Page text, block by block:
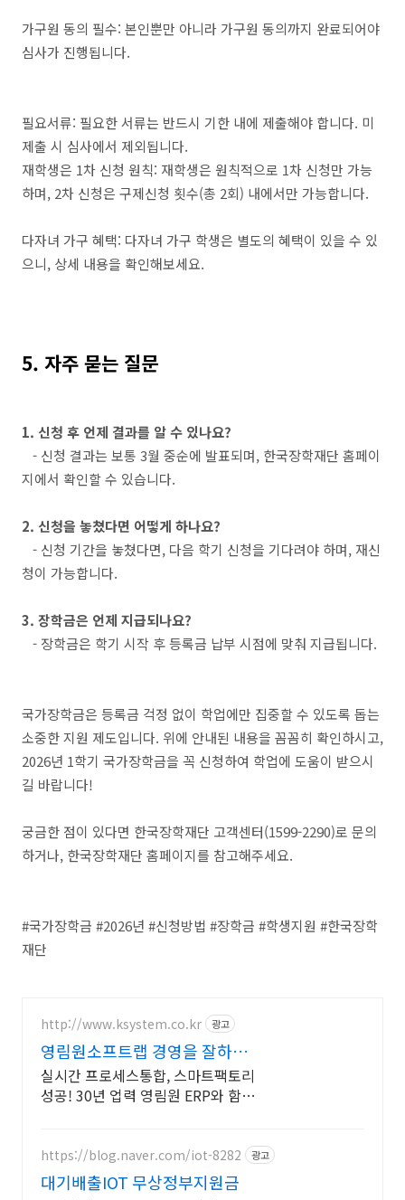
가구원 동의 필수: 본인뿐만 아니라 가구원 동의까지 완료되어야
심사가 진행됩니다.
필요서류: 필요한 서류는 반드시 기한 내에 제출해야 합니다. 미
제출 시 심사에서 제외됩니다.
재학생은 1차 신청 원칙: 재학생은 원칙적으로 1차 신청만 가능
하며, 2차 신청은 구제신청 횟수(총 2회) 내에서만 가능합니다.
다자녀 가구 혜택: 다자녀 가구 학생은 별도의 혜택이 있을 수 있
으니, 상세 내용을 확인해보세요.
5. 자주 묻는 질문
1. 신청 후 언제 결과를 알 수 있나요?
- 신청 결과는 보통 3월 중순에 발표되며, 한국장학재단 홈페이
지에서 확인할 수 있습니다.
2. 신청을 놓쳤다면 어떻게 하나요?
- 신청 기간을 놓쳤다면, 다음 학기 신청을 기다려야 하며, 재신
청이 가능합니다.
3. 장학금은 언제 지급되나요?
- 장학금은 학기 시작 후 등록금 납부 시점에 맞춰 지급됩니다.
국가장학금은 등록금 걱정 없이 학업에만 집중할 수 있도록 돕는
소중한 지원 제도입니다. 위에 안내된 내용을 꼼꼼히 확인하시고,
2026년 1학기 국가장학금을 꼭 신청하여 학업에 도움이 받으시
길 바랍니다!
궁금한 점이 있다면 한국장학재단 고객센터(1599-2290)로 문의
하거나, 한국장학재단 홈페이지를 참고해주세요.
#국가장학금 #2026년 #신청방법 #장학금 #학생지원 #한국장학
재단
http://www.ksystem.co.kr 광고
영림원소프트랩 경영을 잘하게
전업종 다수 레퍼런스 보유
실시간 프로세스통합, 스마트팩토리
성공! 30년 업력 영림원 ERP와 함께
https://blog.naver.com/iot-8282 광고
대기배출IOT 무상정부지원금